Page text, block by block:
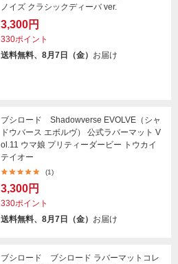
ノイズ クラシックディーバ ver.
3,300円
330ポイント
送料無料、8月7日（金） お届け
ブシロード Shadowverse EVOLVE（シャ
ドウバース エボルヴ） 公式ラバーマット V
ol.11 ウマ娘 プリティーダービー トウカイ
テイオー
(1)
3,300円
330ポイント
送料無料、8月7日（金） お届け
ブシロード ブシロード ラバーマットコレ